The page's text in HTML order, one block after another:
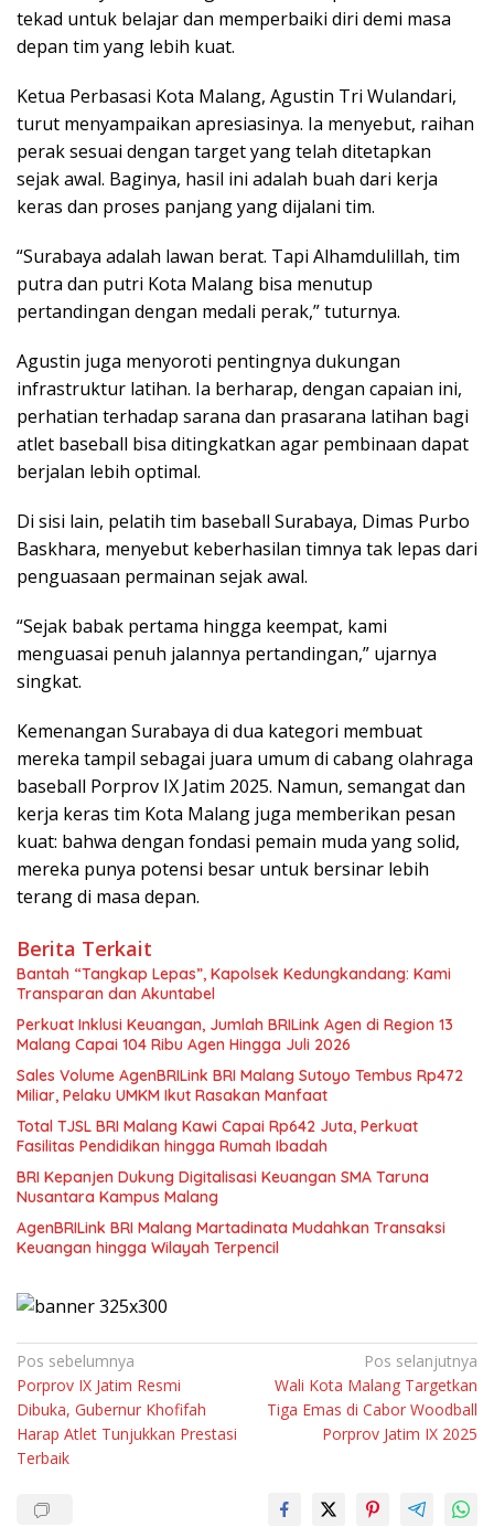
tekad untuk belajar dan memperbaiki diri demi masa
depan tim yang lebih kuat.
Ketua Perbasasi Kota Malang, Agustin Tri Wulandari,
turut menyampaikan apresiasinya. Ia menyebut, raihan
perak sesuai dengan target yang telah ditetapkan
sejak awal. Baginya, hasil ini adalah buah dari kerja
keras dan proses panjang yang dijalani tim.
“Surabaya adalah lawan berat. Tapi Alhamdulillah, tim
putra dan putri Kota Malang bisa menutup
pertandingan dengan medali perak,” tuturnya.
Agustin juga menyoroti pentingnya dukungan
infrastruktur latihan. Ia berharap, dengan capaian ini,
perhatian terhadap sarana dan prasarana latihan bagi
atlet baseball bisa ditingkatkan agar pembinaan dapat
berjalan lebih optimal.
Di sisi lain, pelatih tim baseball Surabaya, Dimas Purbo
Baskhara, menyebut keberhasilan timnya tak lepas dari
penguasaan permainan sejak awal.
“Sejak babak pertama hingga keempat, kami
menguasai penuh jalannya pertandingan,” ujarnya
singkat.
Kemenangan Surabaya di dua kategori membuat
mereka tampil sebagai juara umum di cabang olahraga
baseball Porprov IX Jatim 2025. Namun, semangat dan
kerja keras tim Kota Malang juga memberikan pesan
kuat: bahwa dengan fondasi pemain muda yang solid,
mereka punya potensi besar untuk bersinar lebih
terang di masa depan.
Berita Terkait
Bantah “Tangkap Lepas”, Kapolsek Kedungkandang: Kami
Transparan dan Akuntabel
Perkuat Inklusi Keuangan, Jumlah BRILink Agen di Region 13
Malang Capai 104 Ribu Agen Hingga Juli 2026
Sales Volume AgenBRILink BRI Malang Sutoyo Tembus Rp472
Miliar, Pelaku UMKM Ikut Rasakan Manfaat
Total TJSL BRI Malang Kawi Capai Rp642 Juta, Perkuat
Fasilitas Pendidikan hingga Rumah Ibadah
BRI Kepanjen Dukung Digitalisasi Keuangan SMA Taruna
Nusantara Kampus Malang
AgenBRILink BRI Malang Martadinata Mudahkan Transaksi
Keuangan hingga Wilayah Terpencil
Navigasi
pos
Pos sebelumnya
Porprov IX Jatim Resmi
Dibuka, Gubernur Khofifah
Harap Atlet Tunjukkan Prestasi
Terbaik
Pos selanjutnya
Wali Kota Malang Targetkan
Tiga Emas di Cabor Woodball
Porprov Jatim IX 2025